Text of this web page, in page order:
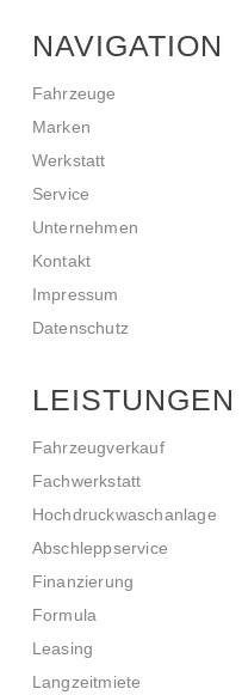
NAVIGATION
Fahrzeuge
Marken
Werkstatt
Service
Unternehmen
Kontakt
Impressum
Datenschutz
LEISTUNGEN
Fahrzeugverkauf
Fachwerkstatt
Hochdruckwaschanlage
Abschleppservice
Finanzierung
Formula
Leasing
Langzeitmiete